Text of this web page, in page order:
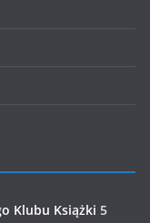
Klubu Książki 5